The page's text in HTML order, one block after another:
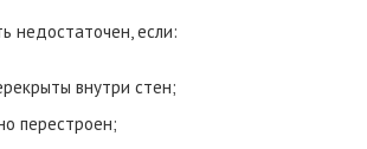
недостаточен, если:
внутри стен;
перестроен;